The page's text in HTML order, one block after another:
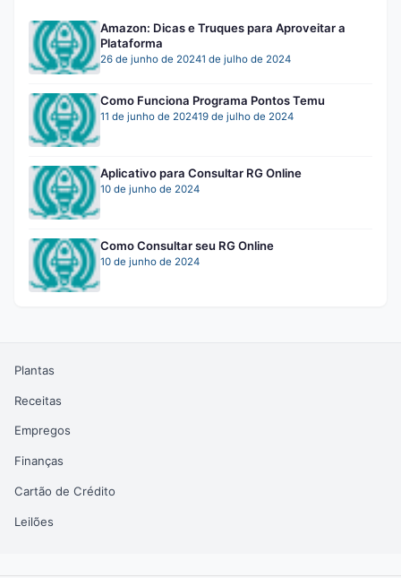
Amazon: Dicas e Truques para Aproveitar a
Plataforma
26 de junho de 20241 de julho de 2024
Como Funciona Programa Pontos Temu
11 de junho de 202419 de julho de 2024
Aplicativo para Consultar RG Online
10 de junho de 2024
Como Consultar seu RG Online
10 de junho de 2024
Plantas
Receitas
Empregos
Finanças
Cartão de Crédito
Leilões